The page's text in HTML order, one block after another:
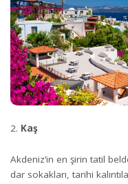
Kaş
Akdeniz’in en şirin tatil
dar sokakları, tarihi